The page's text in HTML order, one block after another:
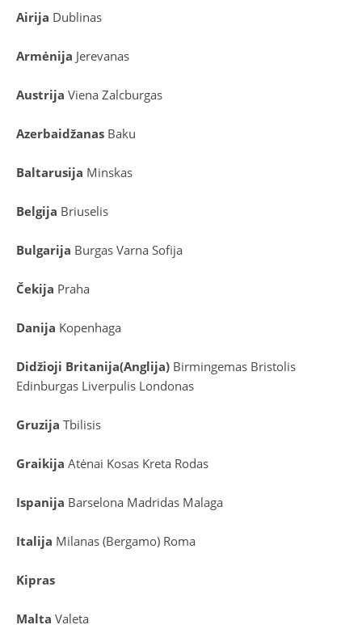
Airija Dublinas
Armėnija Jerevanas
Austrija Viena Zalcburgas
Azerbaidžanas Baku
Baltarusija Minskas
Belgija Briuselis
Bulgarija Burgas Varna Sofija
Čekija Praha
Danija Kopenhaga
Didžioji Britanija(Anglija) Birmingemas Bristolis
Edinburgas Liverpulis Londonas
Gruzija Tbilisis
Graikija Atėnai Kosas Kreta Rodas
Ispanija Barselona Madridas Malaga
Italija Milanas (Bergamo) Roma
Kipras
Malta Valeta